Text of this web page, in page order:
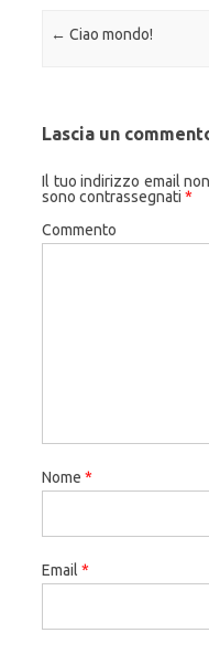
Navigazione articolo
← Ciao mondo!
Lascia un
Il tuo indirizzo email
sono contrassegnati *
Commento
Nome *
Email *